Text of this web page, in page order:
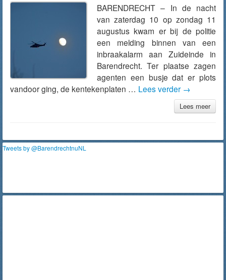
BARENDRECHT – In de nacht
van zaterdag 10 op zondag 11
augustus kwam er bij de politie
een melding binnen van een
inbraakalarm aan Zuideinde in
Barendrecht. Ter plaatse zagen
agenten een busje dat er plots
vandoor ging, de kentekenplaten … Lees verder →
Lees meer
Tweets by @BarendrechtnuNL